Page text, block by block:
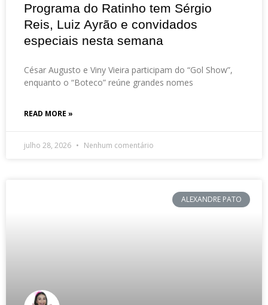
Programa do Ratinho tem Sérgio
Reis, Luiz Ayrão e convidados
especiais nesta semana
César Augusto e Viny Vieira participam do “Gol Show”,
enquanto o “Boteco” reúne grandes nomes
READ MORE »
julho 28, 2026 Nenhum comentário
ALEXANDRE PATO